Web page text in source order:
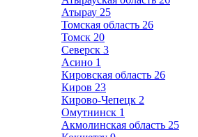
Атырау 25
Томская область 26
Томск 20
Северск 3
Асино 1
Кировская область 26
Киров 23
Кирово-Чепецк 2
Омутнинск 1
Акмолинская область 25